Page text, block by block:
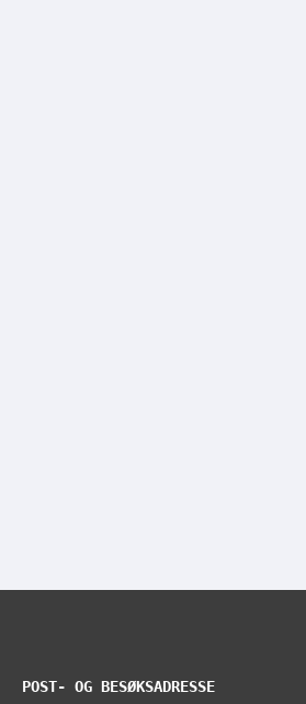
POST- OG BESØKSADRESSE